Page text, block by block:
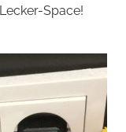
Space!